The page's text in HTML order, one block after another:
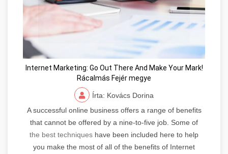
Internet Marketing: Go Out There And Make Your Mark!
Rácalmás Fejér megye
Írta: Kovács Dorina
A successful online business offers a range of benefits
that cannot be offered by a nine-to-five job. Some of
the best techniques have been included here to help
you make the most of all of the benefits of Internet